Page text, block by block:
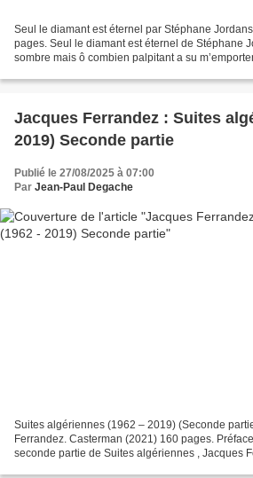
Seul le diamant est éternel par Stéphane
pages. Seul le diamant est éternel de Stéphane
sombre mais ô combien palpitant a su
Jacques Ferrandez : Suites
2019) Seconde partie
Publié le 27/08/2025 à 07:00
Par Jean-Paul Degache
Suites algériennes (1962 – 2019) (Seconde
Ferrandez. Casterman (2021) 160 pages.
seconde partie de Suites algériennes , Jacques